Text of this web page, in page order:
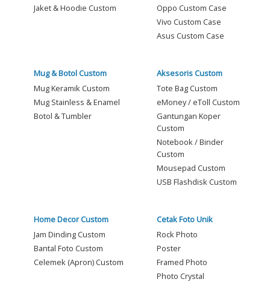
Jaket & Hoodie Custom
Oppo Custom Case
Vivo Custom Case
Asus Custom Case
Mug & Botol Custom
Mug Keramik Custom
Mug Stainless & Enamel
Botol & Tumbler
Aksesoris Custom
Tote Bag Custom
eMoney / eToll Custom
Gantungan Koper
Custom
Notebook / Binder
Custom
Mousepad Custom
USB Flashdisk Custom
Home Decor Custom
Jam Dinding Custom
Bantal Foto Custom
Celemek (Apron) Custom
Cetak Foto Unik
Rock Photo
Poster
Framed Photo
Photo Crystal